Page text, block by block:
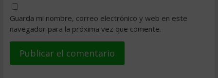
Guarda mi nombre, correo electrónico y web en este
navegador para la próxima vez que comente.